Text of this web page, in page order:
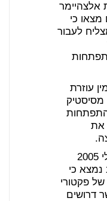
אלצהיימר
כי
לעבור
עוזרת
את
בעבודה שפורסמה בשנת יולי 2005
כי
פקטורי
דרושים